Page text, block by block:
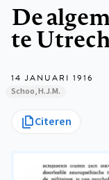
De
te
14 JANUARI 1916
Schoo, H.J.M.
Citeren